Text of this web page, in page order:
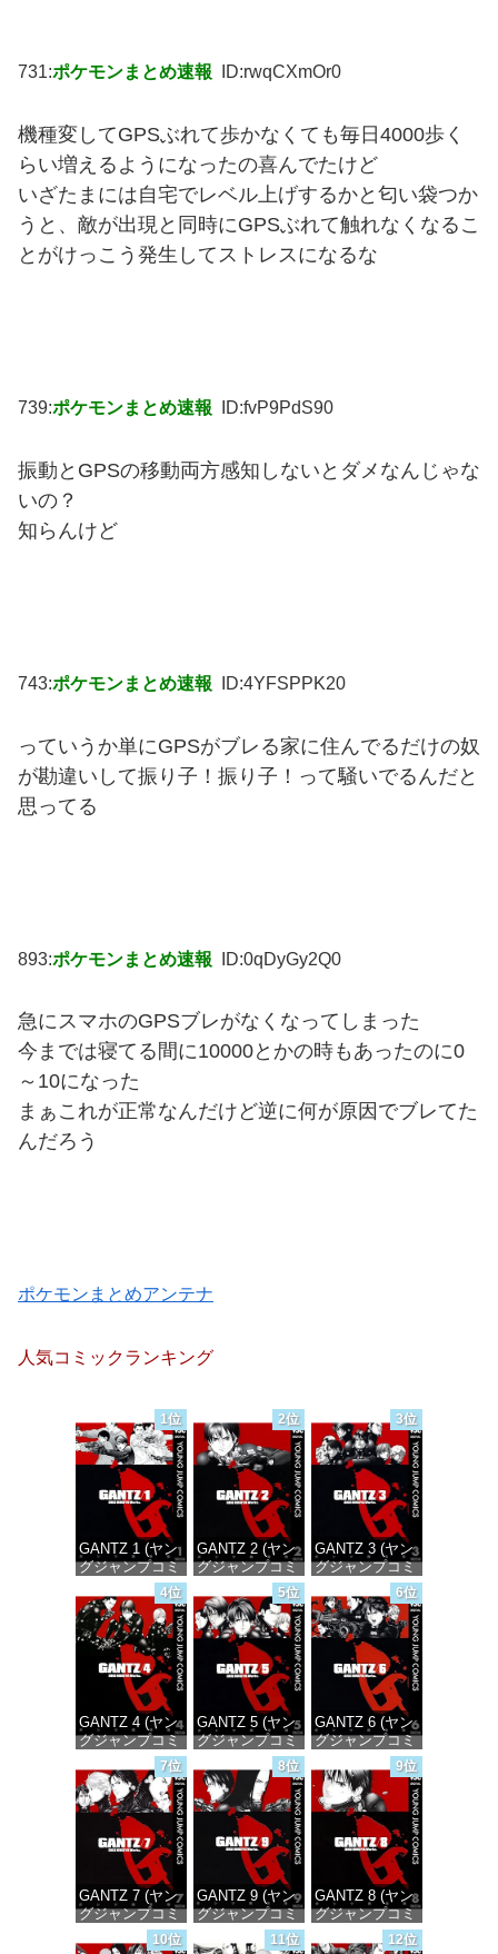
731:ポケモンまとめ速報 ID:rwqCXmOr0
機種変してGPSぶれて歩かなくても毎日4000歩く
らい増えるようになったの喜んでたけど
いざたまには自宅でレベル上げするかと匂い袋つか
うと、敵が出現と同時にGPSぶれて触れなくなるこ
とがけっこう発生してストレスになるな
739:ポケモンまとめ速報 ID:fvP9PdS90
振動とGPSの移動両方感知しないとダメなんじゃな
いの？
知らんけど
743:ポケモンまとめ速報 ID:4YFSPPK20
っていうか単にGPSがブレる家に住んでるだけの奴
が勘違いして振り子！振り子！って騒いでるんだと
思ってる
893:ポケモンまとめ速報 ID:0qDyGy2Q0
急にスマホのGPSブレがなくなってしまった
今までは寝てる間に10000とかの時もあったのに0
～10になった
まぁこれが正常なんだけど逆に何が原因でブレてた
んだろう
ポケモンまとめアンテナ
人気コミックランキング
1位
GANTZ 1 (ヤン
グジャンプコミ
ックスDIGITAL)
価格：¥100
2位
GANTZ 2 (ヤン
グジャンプコミ
ックスDIGITAL)
価格：¥100
3位
GANTZ 3 (ヤン
グジャンプコミ
ックスDIGITAL)
価格：¥100
4位
GANTZ 4 (ヤン
グジャンプコミ
ックスDIGITAL)
価格：¥100
5位
GANTZ 5 (ヤン
グジャンプコミ
ックスDIGITAL)
価格：¥100
6位
GANTZ 6 (ヤン
グジャンプコミ
ックスDIGITAL)
価格：¥100
7位
GANTZ 7 (ヤン
グジャンプコミ
ックスDIGITAL)
8位
GANTZ 9 (ヤン
グジャンプコミ
ックスDIGITAL)
9位
GANTZ 8 (ヤン
グジャンプコミ
ックスDIGITAL)
10位 11位 12位